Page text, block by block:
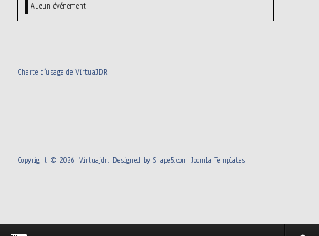
Aucun événement
Charte d’usage de VirtuaJDR
Copyright © 2026. Virtuajdr. Designed by Shape5.com Joomla Templates